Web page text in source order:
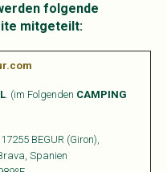
folgende
mitgeteilt:
. (im Folgenden CAMPING
BEGUR (Giron),
Spanien